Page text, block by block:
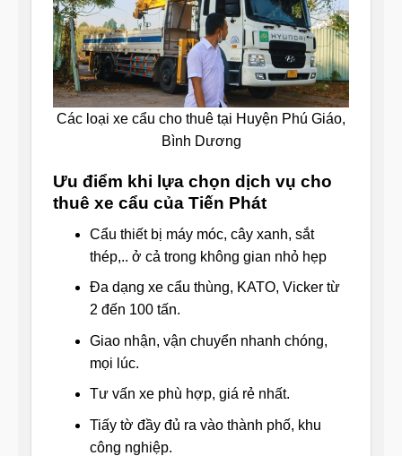
Các loại xe cẩu cho thuê tại Huyện Phú Giáo,
Bình Dương
Ưu điểm khi lựa chọn dịch vụ cho
thuê xe cẩu của Tiến Phát
Cẩu thiết bị máy móc, cây xanh, sắt
thép,.. ở cả trong không gian nhỏ hẹp
Đa dạng xe cẩu thùng, KATO, Vicker từ
2 đến 100 tấn.
Giao nhận, vận chuyển nhanh chóng,
mọi lúc.
Tư vấn xe phù hợp, giá rẻ nhất.
Tiấy tờ đầy đủ ra vào thành phố, khu
công nghiệp.